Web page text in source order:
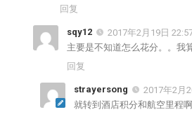
回复
sqy12
2017年2月19日
主要是不知道怎么花分。。我
回复
strayersong
2017年2月
就转到酒店积分和航空里程啊